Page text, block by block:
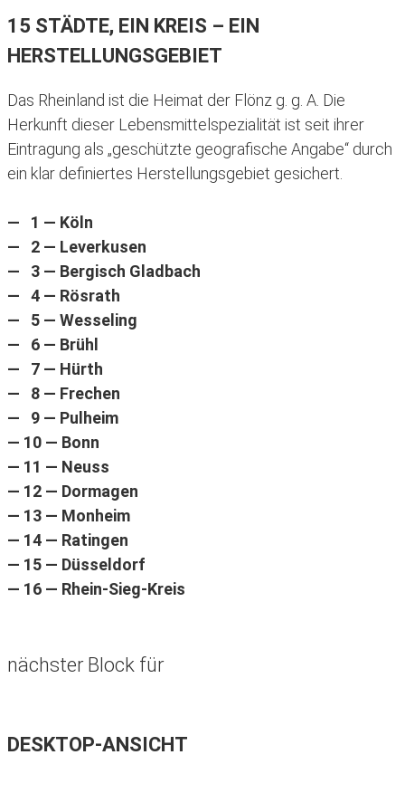
15 STÄDTE, EIN KREIS – EIN
HERSTELLUNGSGEBIET
Das Rheinland ist die Heimat der Flönz g. g. A. Die
Herkunft dieser Lebensmittelspezialität ist seit ihrer
Eintragung als „geschützte geografische Angabe“ durch
ein klar definiertes Herstellungsgebiet gesichert.
— 1 — Köln
— 2 — Leverkusen
— 3 — Bergisch Gladbach
— 4 — Rösrath
— 5 — Wesseling
— 6 — Brühl
— 7 — Hürth
— 8 — Frechen
— 9 — Pulheim
— 10 — Bonn
— 11 — Neuss
— 12 — Dormagen
— 13 — Monheim
— 14 — Ratingen
— 15 — Düsseldorf
— 16 — Rhein-Sieg-Kreis
nächster Block für
DESKTOP-ANSICHT